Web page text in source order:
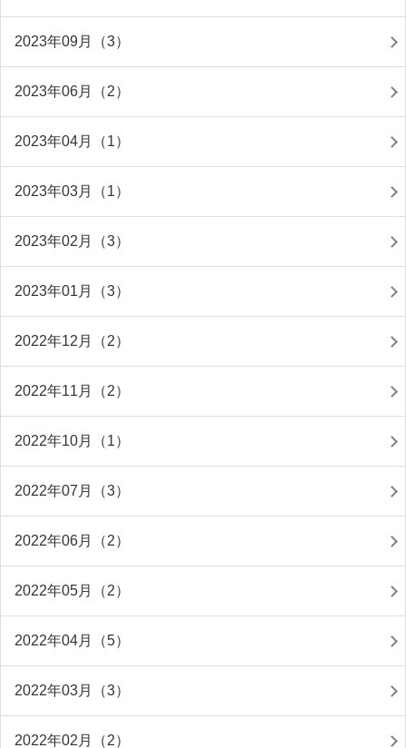
2023年09月（3）
2023年06月（2）
2023年04月（1）
2023年03月（1）
2023年02月（3）
2023年01月（3）
2022年12月（2）
2022年11月（2）
2022年10月（1）
2022年07月（3）
2022年06月（2）
2022年05月（2）
2022年04月（5）
2022年03月（3）
2022年02月（2）